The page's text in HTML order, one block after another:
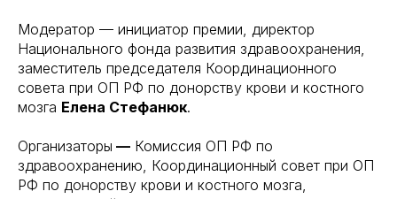
Модератор — инициатор премии, директор
Национального фонда развития здравоохранения,
заместитель председателя Координационного
совета при ОП РФ по донорству крови и костного
мозга Елена Стефанюк.
Организаторы — Комиссия ОП РФ по
здравоохранению, Координационный совет при ОП
РФ по донорству крови и костного мозга,